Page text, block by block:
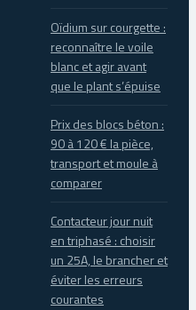
Oïdium sur courgette :
reconnaître le voile
blanc et agir avant
que le plant s’épuise
Prix des blocs béton :
90 à 120 € la pièce,
transport et moule à
comparer
Contacteur jour nuit
en triphasé : choisir
un 25A, le brancher et
éviter les erreurs
courantes